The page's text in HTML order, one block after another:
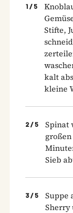
1 / 5
Stifte,
kalt
kleine
2 / 5
Spinat
Sieb
3 / 5
Suppe
Sherry